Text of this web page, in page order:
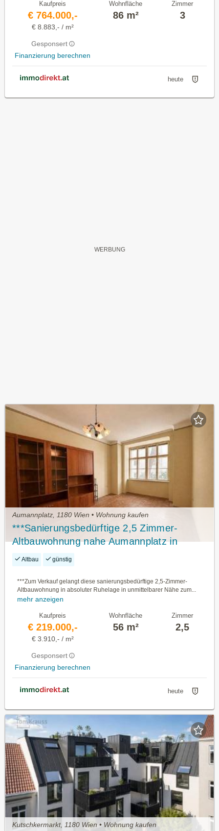
Kaufpreis
€ 764.000,-
€ 8.883,- / m²
Gesponsert
Finanzierung berechnen
Wohnfläche
86 m²
Zimmer
3
heute
Aumannplatz, 1180 Wien • Wohnung kaufen
***Sanierungsbedürftige 2,5 Zimmer-
Altbauwohnung nahe Aumannplatz in
ruhiger Innenhoflage***
Altbau günstig
***Zum Verkauf gelangt diese sanierungsbedürftige 2,5-Zimmer-
Altbauwohnung in absoluter Ruhelage in unmittelbarer Nähe zum...
mehr anzeigen
Kaufpreis
€ 219.000,-
€ 3.910,- / m²
Gesponsert
Finanzierung berechnen
Wohnfläche
56 m²
Zimmer
2,5
heute
Kutschkermarkt, 1180 Wien • Wohnung kaufen